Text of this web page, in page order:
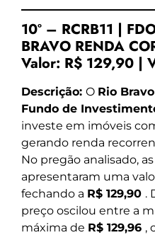
10º – RCRB11 |
BRAVO RENDA
Valor: R$ 129,90 |
Descrição: O Rio
Fundo de
investe em imóveis
gerando renda
No pregão analisado,
apresentaram uma
fechando a R$ 129,90 .
preço oscilou entre a
máxima de R$ 129,96 ,